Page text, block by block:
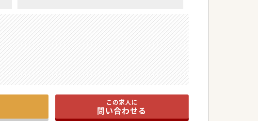
置、自己導尿、インフルエンザ・
肺炎球菌予防接種など
※場合により、運転、診療補助、
医療処置、カルテの一次情報入力
や医事文書作成などの補助業務を
担う診療アシスタントもつき、患
者家族の意思決定支援、薬局や介
ても医師をサポートします
この求人に
問い合わせる